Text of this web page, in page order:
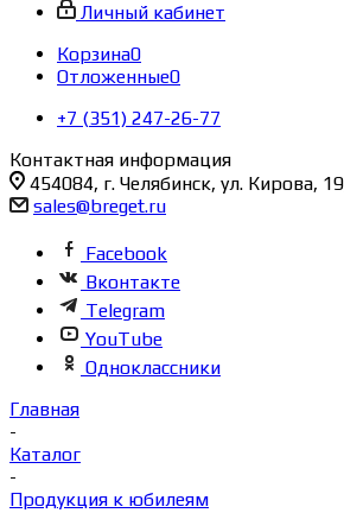
Личный кабинет
Корзина0
Отложенные0
+7 (351) 247-26-77
Контактная информация
454084, г. Челябинск, ул. Кирова,
sales@breget.ru
Facebook
Вконтакте
Telegram
YouTube
Одноклассники
Главная
-
Каталог
-
Продукция к юбилеям